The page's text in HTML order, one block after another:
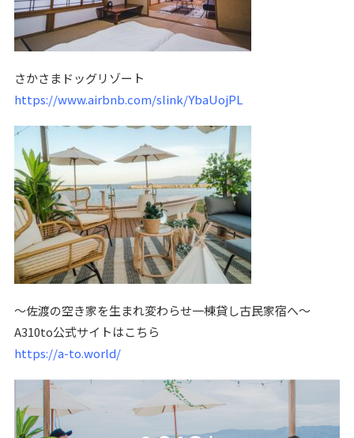
さかさまドッグリゾート
https://www.airbnb.com/slink/YbaUojPL
〜佐渡の空き家を生まれ変わらせ一棟貸し古民家宿へ〜
A310to公式サイトはこちら
https://a-to.world/